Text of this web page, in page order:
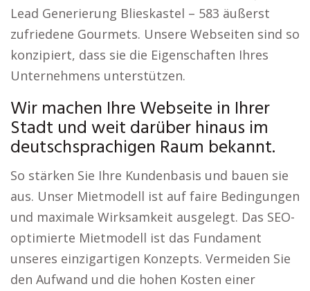
Lead Generierung Blieskastel – 583 äußerst
zufriedene Gourmets. Unsere Webseiten sind so
konzipiert, dass sie die Eigenschaften Ihres
Unternehmens unterstützen.
Wir machen Ihre Webseite in Ihrer
Stadt und weit darüber hinaus im
deutschsprachigen Raum bekannt.
So stärken Sie Ihre Kundenbasis und bauen sie
aus. Unser Mietmodell ist auf faire Bedingungen
und maximale Wirksamkeit ausgelegt. Das SEO-
optimierte Mietmodell ist das Fundament
unseres einzigartigen Konzepts. Vermeiden Sie
den Aufwand und die hohen Kosten einer